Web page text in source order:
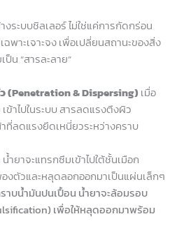
ระบบชิลเลอร์ ไม่ใช่แค่การกัดกร่อน
พาะเจาะจง เพื่อเปลี่ยนสถานะของสิ่ง
น “สารละลาย”
(Penetration & Dispersing) เมื่อ
าไปในระบบ สารลดแรงตึงผิว
ที่ลดแรงยึดเหนี่ยวระหว่างคราบ
ำยาจะแทรกซึมเข้าไปใต้ชั้นเมือก
งตัวและหลุดลอกออกมาเป็นแผ่นเล็กๆ
าบน้ำมันปนเปื้อน น้ำยาจะล้อมรอบ
เพื่อให้หลุดออกมาพร้อม